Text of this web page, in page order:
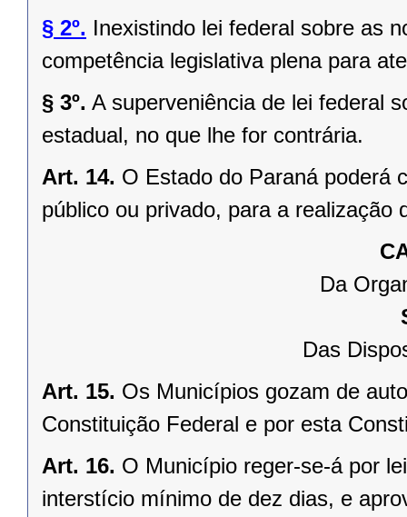
§ 2º. Inexistindo lei federal sobre as
competência legislativa plena para
§ 3º. A superveniência de lei federal
estadual, no que lhe for contrária.
Art. 14. O Estado do Paraná poderá
público ou privado, para a realização
Da
Das
Art. 15. Os Municípios gozam de
Constituição Federal e por esta
Art. 16. O Município reger-se-á por
interstício mínimo de dez dias, e